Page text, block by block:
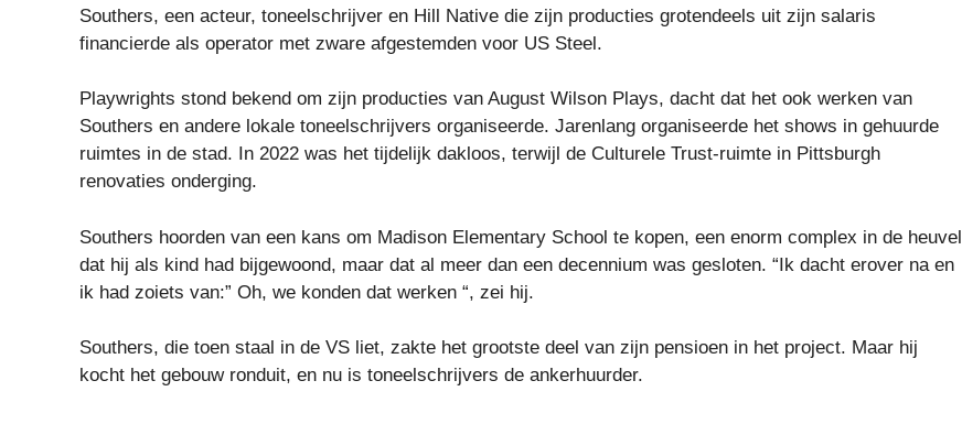
Southers, een acteur, toneelschrijver en Hill Native die zijn producties grotendeels uit zijn salaris
financierde als operator met zware afgestemden voor US Steel.
Playwrights stond bekend om zijn producties van August Wilson Plays, dacht dat het ook werken van
Southers en andere lokale toneelschrijvers organiseerde. Jarenlang organiseerde het shows in gehuurde
ruimtes in de stad. In 2022 was het tijdelijk dakloos, terwijl de Culturele Trust-ruimte in Pittsburgh
renovaties onderging.
Southers hoorden van een kans om Madison Elementary School te kopen, een enorm complex in de heuvel
dat hij als kind had bijgewoond, maar dat al meer dan een decennium was gesloten. “Ik dacht erover na en
ik had zoiets van:” Oh, we konden dat werken “, zei hij.
Southers, die toen staal in de VS liet, zakte het grootste deel van zijn pensioen in het project. Maar hij
kocht het gebouw ronduit, en nu is toneelschrijvers de ankerhuurder.